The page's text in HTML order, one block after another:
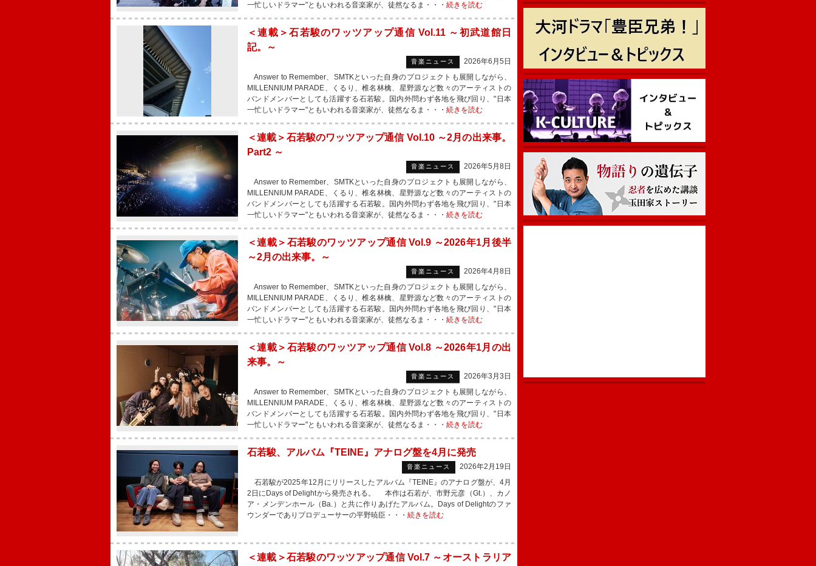
一忙しいドラマー"ともいわれる音楽家が、徒然なるま・・・ 続きを読む
＜連載＞石若駿のワッツアップ通信 Vol.11 ～初武道館日
記。～
音楽ニュース
2026年6月5日
Answer to Remember、SMTKといった自身のプロジェクトも展開しながら、
MILLENNIUM PARADE、くるり、椎名林檎、星野源など数々のアーティストの
バンドメンバーとしても活躍する石若駿。国内外問わず各地を飛び回り、"日本
一忙しいドラマー"ともいわれる音楽家が、徒然なるま・・・ 続きを読む
＜連載＞石若駿のワッツアップ通信 Vol.10 ～2月の出来事。
Part2 ～
音楽ニュース
2026年5月8日
Answer to Remember、SMTKといった自身のプロジェクトも展開しながら、
MILLENNIUM PARADE、くるり、椎名林檎、星野源など数々のアーティストの
バンドメンバーとしても活躍する石若駿。国内外問わず各地を飛び回り、"日本
一忙しいドラマー"ともいわれる音楽家が、徒然なるま・・・ 続きを読む
＜連載＞石若駿のワッツアップ通信 Vol.9 ～2026年1月後半
～2月の出来事。～
音楽ニュース
2026年4月8日
Answer to Remember、SMTKといった自身のプロジェクトも展開しながら、
MILLENNIUM PARADE、くるり、椎名林檎、星野源など数々のアーティストの
バンドメンバーとしても活躍する石若駿。国内外問わず各地を飛び回り、"日本
一忙しいドラマー"ともいわれる音楽家が、徒然なるま・・・ 続きを読む
＜連載＞石若駿のワッツアップ通信 Vol.8 ～2026年1月の出
来事。～
音楽ニュース
2026年3月3日
Answer to Remember、SMTKといった自身のプロジェクトも展開しながら、
MILLENNIUM PARADE、くるり、椎名林檎、星野源など数々のアーティストの
バンドメンバーとしても活躍する石若駿。国内外問わず各地を飛び回り、"日本
一忙しいドラマー"ともいわれる音楽家が、徒然なるま・・・ 続きを読む
石若駿、アルバム『TEINE』アナログ盤を4月に発売
音楽ニュース
2026年2月19日
石若駿が2025年12月にリリースしたアルバム『TEINE』のアナログ盤が、4月
2日にDays of Delightから発売される。 本作は石若が、市野元彦（Gt.）、カノ
ア・メンデンホール（Ba.）と共に作りあげたアルバム。Days of Delightのファ
ウンダーでありプロデューサーの平野暁臣・・・ 続きを読む
＜連載＞石若駿のワッツアップ通信 Vol.7 ～オーストラリア